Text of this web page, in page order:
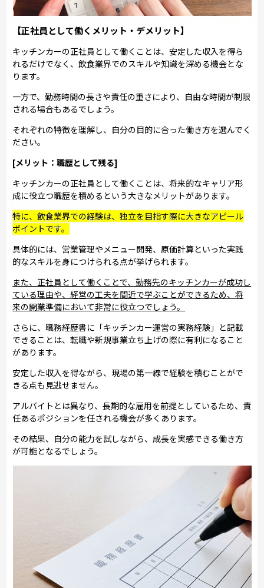
【正社員として働くメリット・デメリット】
キッチンカーの正社員として働くことは、安定した収入を得ら
れるだけでなく、飲食業界でのスキルや知識を深める機会とな
ります。
一方で、勤務時間の長さや責任の重さにより、自由な時間が制限
される場合もあるでしょう。
それぞれの特徴を理解し、自分の目的に合った働き方を選んでく
ださい。
[メリット：職歴として残る]
キッチンカーの正社員として働くことは、将来的なキャリア形
成に役立つ職歴を積めるという大きなメリットがあります。
特に、飲食業界での経験は、独立を目指す際に大きなアピール
ポイントです。
具体的には、営業管理やメニュー開発、原価計算といった実践
的なスキルを身につけられる点が挙げられます。
また、正社員として働くことで、勤務先のキッチンカーが成功し
ている理由や、経営の工夫を間近で学ぶことができるため、将
来の開業準備において非常に役立つでしょう。
さらに、職務経歴書に「キッチンカー運営の実務経験」と記載
できることは、転職や新規事業立ち上げの際に有利になること
があります。
安定した収入を得ながら、現場の第一線で経験を積むことがで
きる点も見逃せません。
アルバイトとは異なり、長期的な雇用を前提としているため、責
任あるポジションを任される機会が多くあります。
その結果、自分の能力を試しながら、成長を実感できる働き方
が可能となるでしょう。